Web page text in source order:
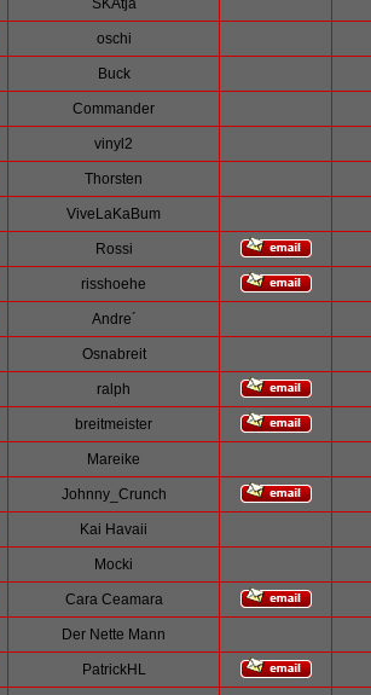
SKAtja
oschi
Buck
Commander
vinyl2
Thorsten
ViveLaKaBum
Rossi
risshoehe
Andre´
Osnabreit
ralph
breitmeister
Mareike
Johnny_Crunch
Kai Havaii
Mocki
Cara Ceamara
Der Nette Mann
PatrickHL